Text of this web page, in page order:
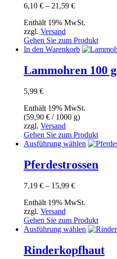
auf
der
gewählt
6,10 € – 21,59 €Preisspanne:
bis
Enthält 19% MwSt.
zzgl. Versand
Gehen Sie zum Produkt
In den Warenkorb
Lammohren 100 g
5,99 €
Enthält 19% MwSt.
(59,90 € / 1000 g)
zzgl. Versand
Gehen Sie zum Produkt
Ausführung wählen Dieses
mehrere
auf
der
gewählt
Pferdestrossen
7,19 € – 15,99 €Preisspanne:
bis
Enthält 19% MwSt.
zzgl. Versand
Gehen Sie zum Produkt
Ausführung wählen Dieses
weist
mehrere
Rinderkopfhaut